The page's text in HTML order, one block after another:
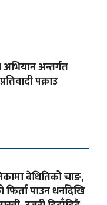
अन्तर्गत
पक्राउ
बेथितिको चाङ,
पाउन धर्नादेखि